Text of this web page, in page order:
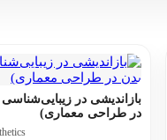
بازاندیشی در
در طراحی معماری)